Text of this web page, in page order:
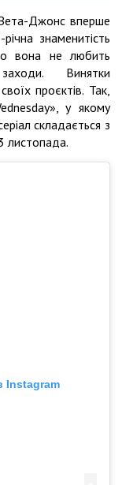
Джонс вперше
знаменитість
вона не любить
Винятки
проєктів. Так,
у якому
складається з
листопада.
Instagram